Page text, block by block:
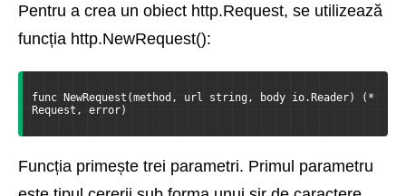
Pentru a crea un obiect http.Request, se utilizează
funcția http.NewRequest():
func NewRequest(method, url string, body io.Reader) (*
Request, error)
Funcția primește trei parametri. Primul parametru